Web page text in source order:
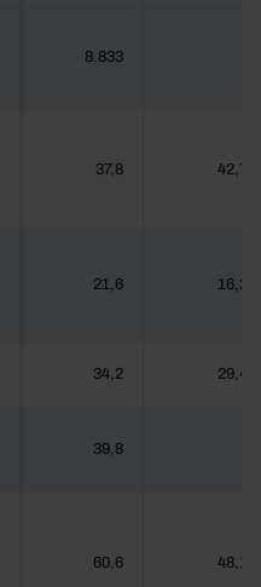
8.833
37,8 42,7
21,6 16,2
34,2 29,4
39,8
60,6 48,1